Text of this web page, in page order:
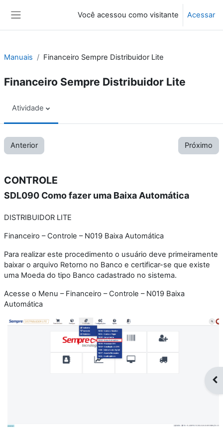
Você acessou como visitante Acessar
Manuais Financeiro Sempre Distribuidor Lite
Financeiro Sempre Distribuidor Lite
Atividade
Anterior Próximo
CONTROLE
SDL090 Como fazer uma Baixa Automática
DISTRIBUIDOR LITE
Financeiro – Controle – N019 Baixa Automática
Para realizar este procedimento o usuário deve primeiramente
baixar o arquivo Retorno no Banco e certificar-se que existe
uma Moeda do tipo Banco cadastrado no sistema.
Acesse o Menu – Financeiro – Controle – N019 Baixa
Automática